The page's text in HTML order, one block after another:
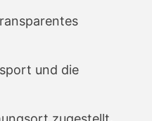
und die